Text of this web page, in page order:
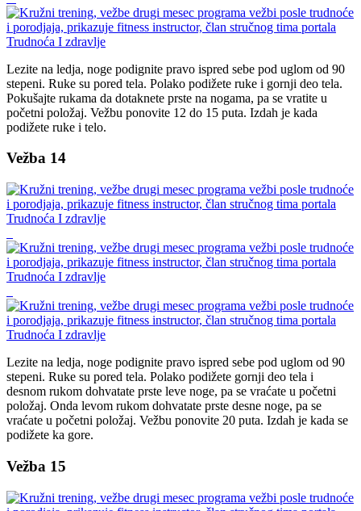
Lezite na ledja, noge podignite pravo ispred sebe pod uglom od 90
stepeni. Ruke su pored tela. Polako podižete ruke i gornji deo tela.
Pokušajte rukama da dotaknete prste na nogama, pa se vratite u
početni položaj. Vežbu ponovite 12 do 15 puta. Izdah je kada
podižete ruke i telo.
Vežba 14
Lezite na ledja, noge podignite pravo ispred sebe pod uglom od 90
stepeni. Ruke su pored tela. Polako podižete gornji deo tela i
desnom rukom dohvatate prste leve noge, pa se vraćate u početni
položaj. Onda levom rukom dohvatate prste desne noge, pa se
vraćate u početni položaj. Vežbu ponovite 20 puta. Izdah je kada se
podižete ka gore.
Vežba 15